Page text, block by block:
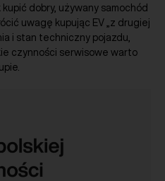
kupić dobry, używany samochód
uwagę kupując EV „z drugiej
i stan techniczny pojazdu,
czynności serwisowe warto